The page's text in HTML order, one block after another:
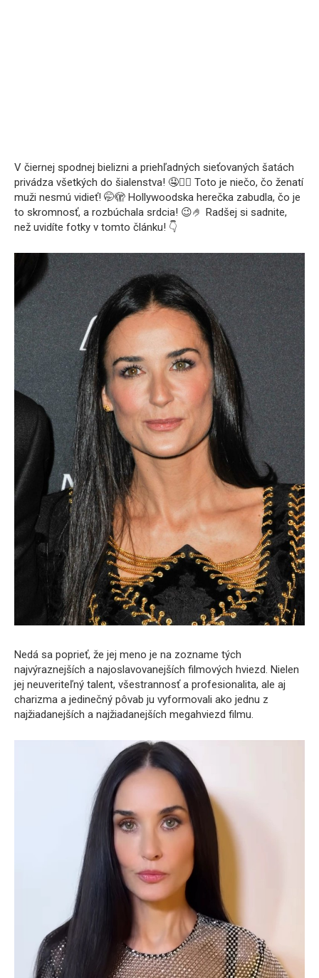
V čiernej spodnej bielizni a priehľadných sieťovaných šatách
privádza všetkých do šialenstva! 🤤❤️‍🔥 Toto je niečo, čo ženatí
muži nesmú vidieť! 🤭🫣 Hollywoodska herečka zabudla, čo je
to skromnosť, a rozbúchala srdcia! 😉🤌 Radšej si sadnite,
než uvidíte fotky v tomto článku! 👇
Nedá sa poprieť, že jej meno je na zozname tých
najvýraznejších a najoslavovanejších filmových hviezd. Nielen
jej neuveriteľný talent, všestrannosť a profesionalita, ale aj
charizma a jedinečný pôvab ju vyformovali ako jednu z
najžiadanejších a najžiadanejších megahviezd filmu.